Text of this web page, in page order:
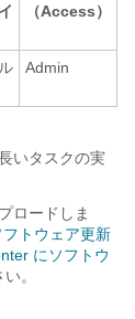
（Access）
Admin
いタスクの実
ロードしま
トウェア更新
にソフトウ
。